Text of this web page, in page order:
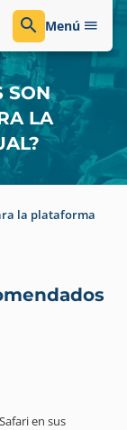
Menú
SON
LA
la plataforma
en sus